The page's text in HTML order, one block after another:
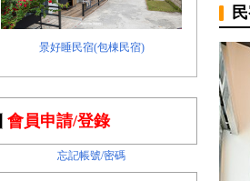
景好睡民宿(包棟民宿)
會員申請/登錄
忘記帳號/密碼